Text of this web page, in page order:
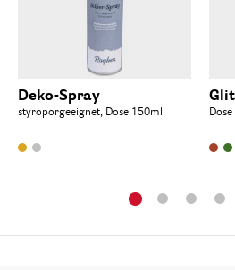
Deko-Spray
styroporgeeignet, Dose 150ml